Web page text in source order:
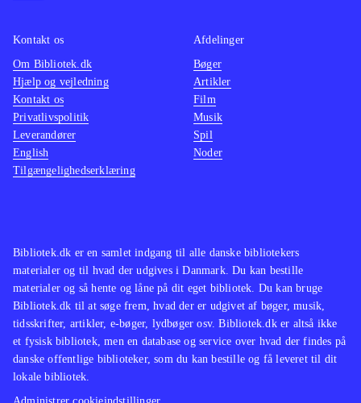
Bibliotek.dk er en samlet indgang til alle danske bibliotekers
materialer og til hvad der udgives i Danmark. Du kan bestille
materialer og så hente og låne på dit eget bibliotek. Du kan bruge
Bibliotek.dk til at søge frem, hvad der er udgivet af bøger, musik,
tidsskrifter, artikler, e-bøger, lydbøger osv. Bibliotek.dk er altså ikke
et fysisk bibliotek, men en database og service over hvad der findes på
danske offentlige biblioteker, som du kan bestille og få leveret til dit
lokale bibliotek.
Kontakt os
Om Bibliotek.dk
Hjælp og vejledning
Kontakt os
Privatlivspolitik
Leverandører
English
Tilgængelighedserklæring
Afdelinger
Bøger
Artikler
Film
Musik
Spil
Noder